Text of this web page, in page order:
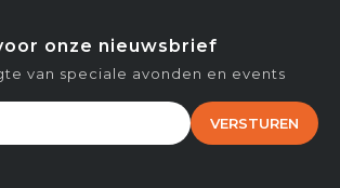
onze nieuwsbrief
van speciale avonden en events
VERSTUREN